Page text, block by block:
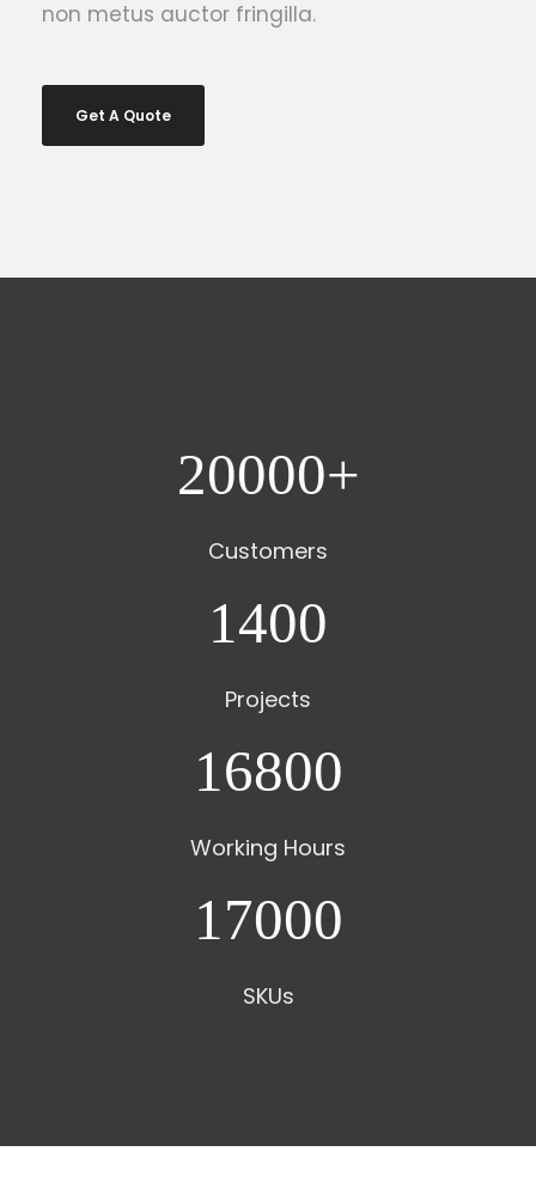
non metus auctor fringilla.
Get A Quote
20000+
Customers
1400
Projects
16800
Working Hours
17000
SKUs